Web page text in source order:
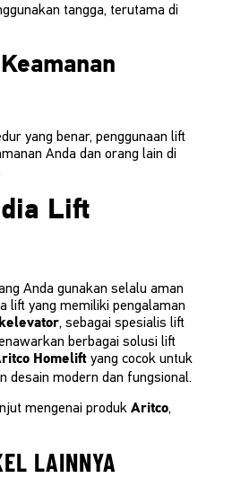
tangga, terutama di
yang benar, penggunaan lift
Anda dan orang lain di
Lift
Anda gunakan selalu aman
lift yang memiliki pengalaman
, sebagai spesialis lift
berbagai solusi lift
Homelift yang cocok untuk
desain modern dan fungsional.
mengenai produkAritco,
LAINNYA